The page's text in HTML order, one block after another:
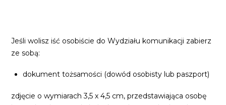
Jeśli wolisz iść osobiście do Wydziału komunikacji zabierz
ze sobą:
dokument tożsamości (dowód osobisty lub paszport)
zdjęcie o wymiarach 3,5 x 4,5 cm, przedstawiająca osobę